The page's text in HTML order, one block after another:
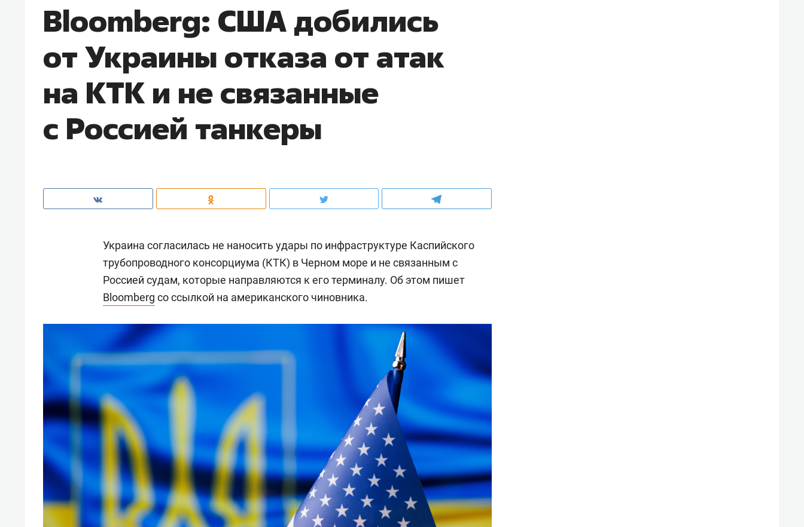
Bloomberg: США добились
от Украины отказа от атак
на КТК и не связанные
с Россией танкеры
Украина согласилась не наносить удары по инфраструктуре Каспийского
трубопроводного консорциума (КТК) в Черном море и не связанным с
Россией судам, которые направляются к его терминалу. Об этом пишет
Bloomberg со ссылкой на американского чиновника.